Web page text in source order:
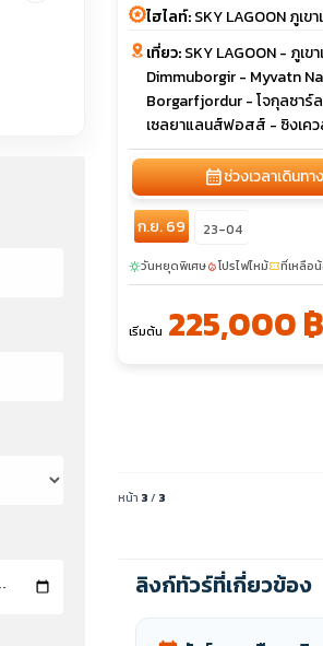
ไฮไลท์:SKY LAGOON ภูเ
เที่ยว:SKY LAGOON - ภูเ
Dimmuborgir - Myvatn
Borgarfjordur - โจกุลซาร์
เซลยาแลนส์ฟอสส์ - ซิงเค
calendar_monthช่วงเวลาเดินทาง
ก.ย. 69 23-04
sunnyวันหยุดพิเศษlocal_fire_departmentโปรไฟไหม้confirmation_numberที่เหลือ
เริ่มต้น 225,000 ฿
หน้า 3/ 3
ลิงก์ทัวร์ที่เกี่ยวข้อง